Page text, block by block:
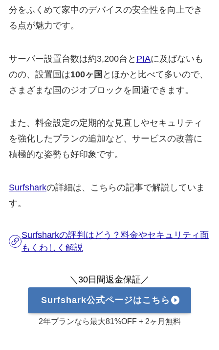
分をふくめて家中のデバイスの安全性を向上でき
る点が魅力です。
サーバー設置台数は約3,200台と PIAに及ばないも
のの、設置国は100ヶ国 とほかと比べて多いので、
さまざまな国のジオブロックを回避できます。
また、料金設定の定期的な見直しやセキュリティ
を強化したプランの追加など、サービスの改善に
積極的な姿勢も好印象です。
Surfsharkの詳細は、こちらの記事で解説していま
す。
Surfsharkの評判はどう？料金やセキュリティ面
もくわしく解説
＼30日間返金保証／
Surfshark公式ページはこちら
2年プランなら最大81%OFF + 2ヶ月無料